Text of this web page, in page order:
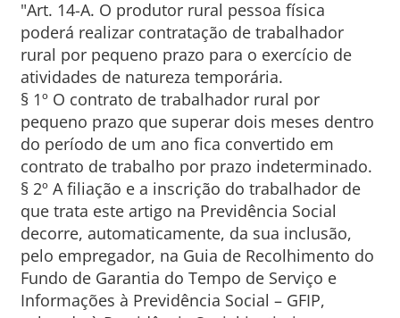
"Art. 14-A. O produtor rural pessoa física
poderá realizar contratação de trabalhador
rural por pequeno prazo para o exercício de
atividades de natureza temporária.
§ 1º O contrato de trabalhador rural por
pequeno prazo que superar dois meses dentro
do período de um ano fica convertido em
contrato de trabalho por prazo indeterminado.
§ 2º A filiação e a inscrição do trabalhador de
que trata este artigo na Previdência Social
decorre, automaticamente, da sua inclusão,
pelo empregador, na Guia de Recolhimento do
Fundo de Garantia do Tempo de Serviço e
Informações à Previdência Social – GFIP,